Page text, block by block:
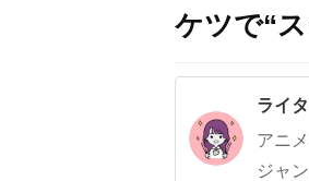
ケツで“
ライタ
アニ
ジャ